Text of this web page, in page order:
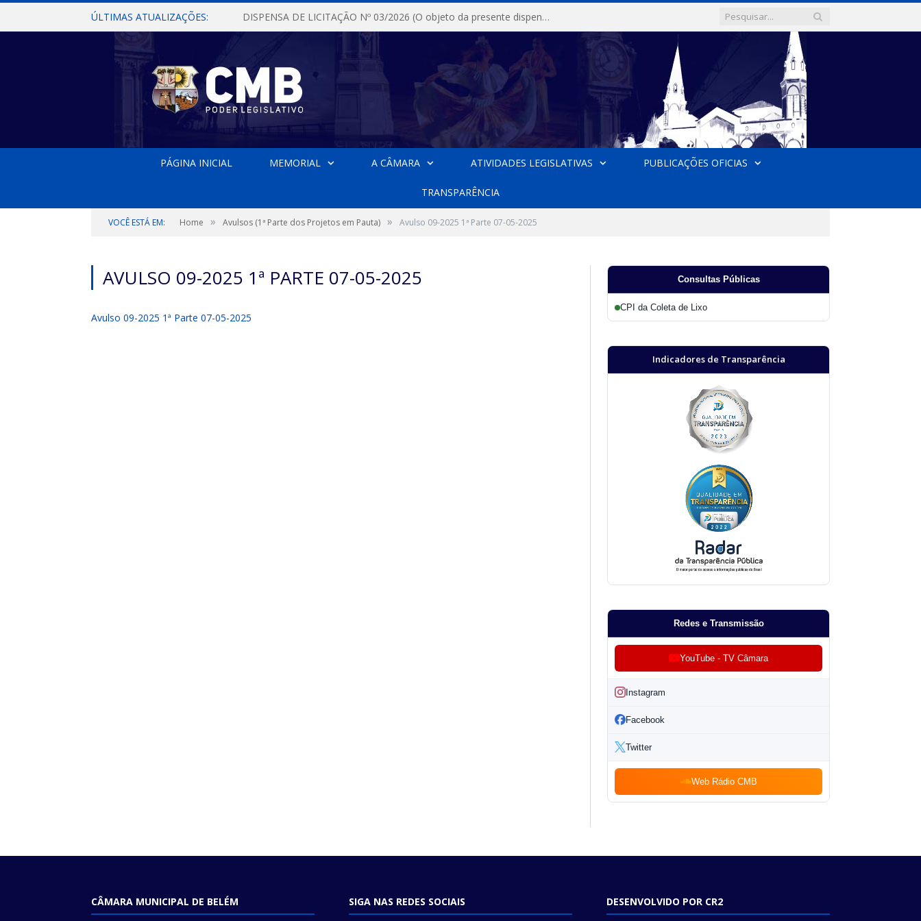
ÚLTIMAS ATUALIZAÇÕES: DISPENSA DE LICITAÇÃO Nº 03/2026 (O objeto da presente dispensa é a escolha da proposta mais vantajosa para a aquisição, de aparelhos de ar condicionado, tipo Split, com material de instalação e fogão industrial, conforme condições, quantidades e exigências estabelecidas no termo de referencia e neste aviso de contratação direta e seus anexos)
PÁGINA INICIAL MEMORIAL A CÂMARA ATIVIDADES LEGISLATIVAS PUBLICAÇÕES OFICIAS
TRANSPARÊNCIA
VOCÊ ESTÁ EM: Home » Avulsos (1ª Parte dos Projetos em Pauta) » Avulso 09-2025 1ª Parte 07-05-2025
AVULSO 09-2025 1ª PARTE 07-05-2025
Avulso 09-2025 1ª Parte 07-05-2025
Consultas Públicas
CPI da Coleta de Lixo
Indicadores de Transparência
Redes e Transmissão
YouTube - TV Câmara
Instagram
Facebook
Twitter
Web Rádio CMB
CÂMARA MUNICIPAL DE BELÉM SIGA NAS REDES SOCIAIS DESENVOLVIDO POR CR2